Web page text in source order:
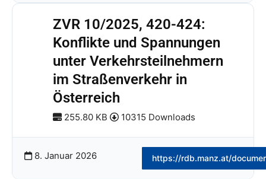
ZVR 10/2025, 420-424:
Konflikte und Spannungen
unter Verkehrsteilnehmern
im Straßenverkehr in
Österreich
255.80 KB 10315 Downloads
8. Januar 2026 https://rdb.manz.at/